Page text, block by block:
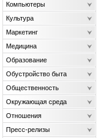
Компьютеры
Культура
Маркетинг
Медицина
Образование
Обустройство быта
Общественность
Окружающая среда
Отношения
Пресс-релизы